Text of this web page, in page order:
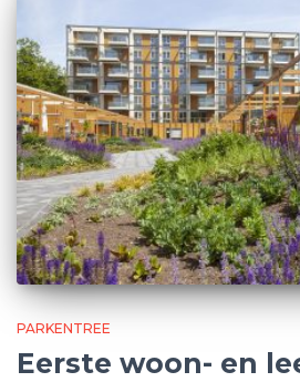
PARKENTREE
Eerste woon- en